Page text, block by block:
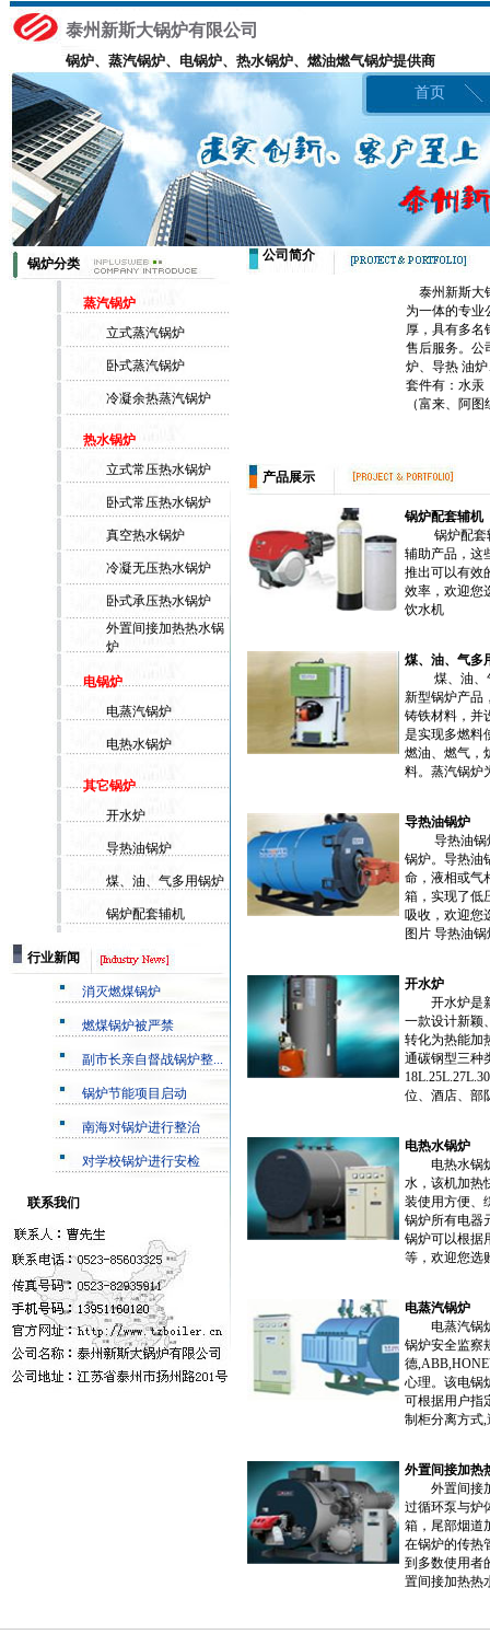
泰州新斯大锅炉有限公司
锅炉、蒸汽锅炉、电锅炉、热水锅炉、燃油燃气锅炉提供商
首页
锅炉分类
蒸汽锅炉
立式蒸汽锅炉
卧式蒸汽锅炉
冷凝余热蒸汽锅炉
热水锅炉
立式常压热水锅炉
卧式常压热水锅炉
真空热水锅炉
冷凝无压热水锅炉
卧式承压热水锅炉
外置间接加热热水锅
炉
电锅炉
电蒸汽锅炉
电热水锅炉
其它锅炉
开水炉
导热油锅炉
煤、油、气多用锅炉
锅炉配套辅机
行业新闻
消灭燃煤锅炉
燃煤锅炉被严禁
副市长亲自督战锅炉整...
锅炉节能项目启动
南海对锅炉进行整治
对学校锅炉进行安检
联系我们
公司简介
泰州新斯大
为一体的专业
厚，具有多名
售后服务。公
炉、导热 油
套件有：水汞
（富来、阿
产品展示
锅炉配套辅机
锅炉配套辅
辅助产品，这
推出可以有效
效率，欢迎您
饮水机
煤、油、气多
煤、油、气
新型锅炉产品
铸铁材料，并
是实现多燃料
燃油、燃气，
料。蒸汽锅炉
导热油锅炉
导热油锅炉
锅炉。导热油
命，液相或气
箱，实现了低
吸收，欢迎您
图片 导热油
开水炉
开水炉是新
一款设计新颖
转化为热能加
通碳钢型三种
位、酒店、部
电热水锅炉
电热水锅炉
水，该机加热
装使用方便、
锅炉所有电器
锅炉可以根据
等，欢迎您选
电蒸汽锅炉
电蒸汽锅炉
锅炉安全监察
德
心理。该电锅
可根据用户指
制柜分离方式
外置间接加热
外置间接加
过循环泵与炉
箱，尾部烟道
在锅炉的传热
到多数使用者
置间接加热热